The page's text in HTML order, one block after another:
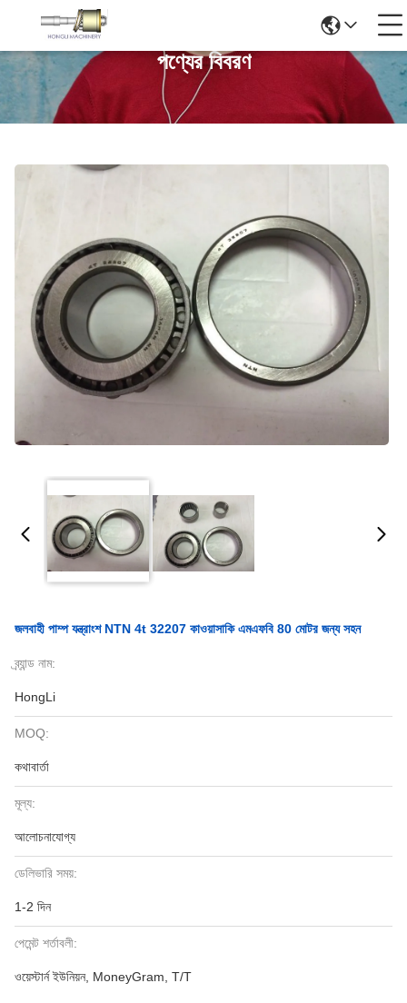
পণ্যের বিবরণ
জলবাহী পাম্প যন্ত্রাংশ NTN 4t 32207 কাওয়াসাকি এমএফবি 80 মোটর জন্য সহন
ব্র্যান্ড নাম:
HongLi
MOQ:
কথাবার্তা
মূল্য:
আলোচনাযোগ্য
ডেলিভারি সময়:
1-2 দিন
পেমেন্ট শর্তাবলী:
ওয়েস্টার্ন ইউনিয়ন, MoneyGram, T/T